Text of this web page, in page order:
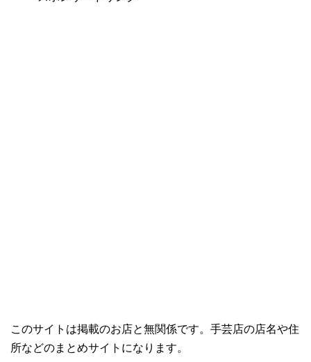
このサイトは掲載のお店と無関係です。手芸店の店名や住
所などのまとめサイトになります。